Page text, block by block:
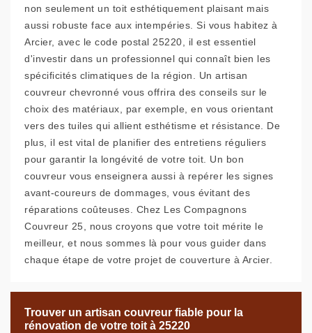
non seulement un toit esthétiquement plaisant mais
aussi robuste face aux intempéries. Si vous habitez à
Arcier, avec le code postal 25220, il est essentiel
d'investir dans un professionnel qui connaît bien les
spécificités climatiques de la région. Un artisan
couvreur chevronné vous offrira des conseils sur le
choix des matériaux, par exemple, en vous orientant
vers des tuiles qui allient esthétisme et résistance. De
plus, il est vital de planifier des entretiens réguliers
pour garantir la longévité de votre toit. Un bon
couvreur vous enseignera aussi à repérer les signes
avant-coureurs de dommages, vous évitant des
réparations coûteuses. Chez Les Compagnons
Couvreur 25, nous croyons que votre toit mérite le
meilleur, et nous sommes là pour vous guider dans
chaque étape de votre projet de couverture à Arcier.
Trouver un artisan couvreur fiable pour la
rénovation de votre toit à 25220